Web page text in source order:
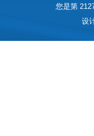
您是第
设